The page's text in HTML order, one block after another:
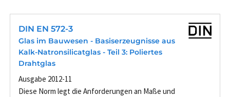
DIN EN 572-3
Glas im Bauwesen - Basiserzeugnisse aus
Kalk-Natronsilicatglas - Teil 3: Poliertes
Drahtglas
Ausgabe 2012-11
Diese Norm legt die Anforderungen an Maße und